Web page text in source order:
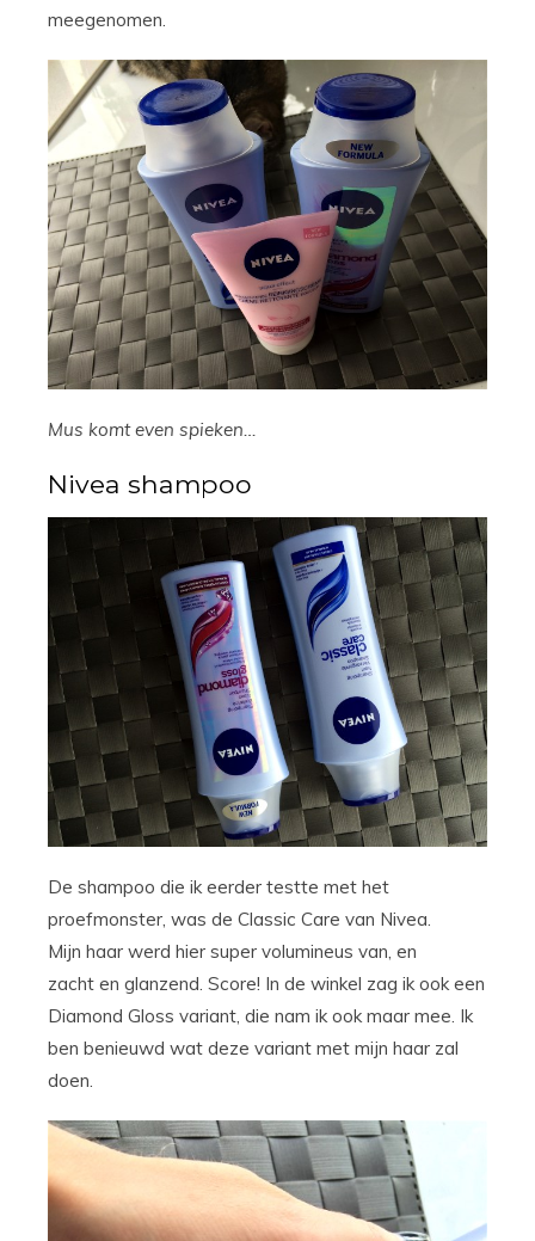
meegenomen.
Mus komt even spieken…
Nivea shampoo
De shampoo die ik eerder testte met het
proefmonster, was de Classic Care van Nivea.
Mijn haar werd hier super volumineus van, en
zacht en glanzend. Score! In de winkel zag ik ook een
Diamond Gloss variant, die nam ik ook maar mee. Ik
ben benieuwd wat deze variant met mijn haar zal
doen.